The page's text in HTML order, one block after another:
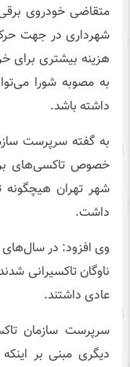
متقاضی خودروی
شهرداری در جهت
هزینه بیشتری برای
به مصوبه شورا
داشته باشد.
به گفته سرپرست
خصوص تاکسی‌های
شهر تهران هیچگونه
داشت.
وی افزود: در سال‌های
ناوگان تاکسیرانی
عادی داشتند.
سرپرست سازمان
دیگری مبنی بر